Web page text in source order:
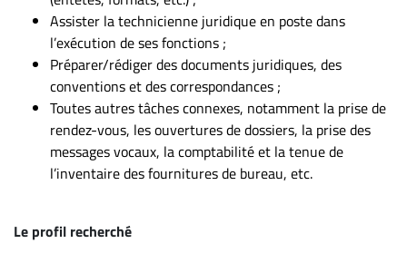
Assister la technicienne juridique en poste dans
l’exécution de ses fonctions ;
Préparer/rédiger des documents juridiques, des
conventions et des correspondances ;
Toutes autres tâches connexes, notamment la prise de
rendez-vous, les ouvertures de dossiers, la prise des
messages vocaux, la comptabilité et la tenue de
l’inventaire des fournitures de bureau, etc.
Le profil recherché